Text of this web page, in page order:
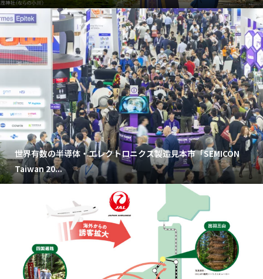
世界有数の半導体・エレクトロニクス製造見本市「SEMICON
Taiwan 20...